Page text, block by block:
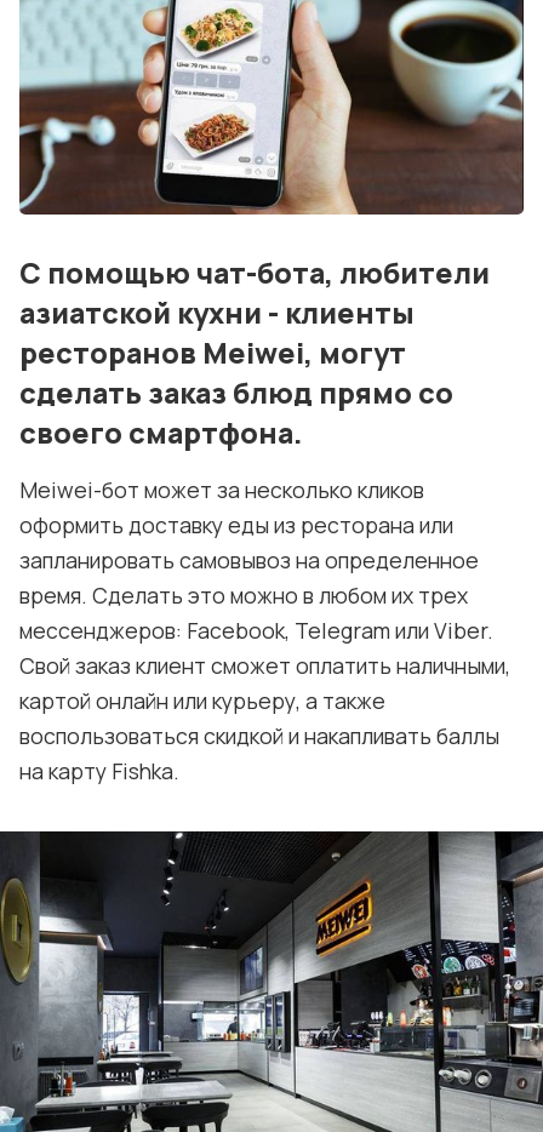
События
Контакты
Лучшие АЗС мира
Мнения
Подписка
Условия использования материалов
Политика конфиденциальности и cookie
С помощью чат-бота, любители
азиатской кухни - клиенты
ресторанов Meiwei, могут
сделать заказ блюд прямо со
своего смартфона.
Meiwei-бот может за несколько кликов
оформить доставку еды из ресторана или
запланировать самовывоз на определенное
время. Сделать это можно в любом их трех
мессенджеров: Facebook, Telegram или Viber.
Свой заказ клиент сможет оплатить наличными,
картой онлайн или курьеру, а также
воспользоваться скидкой и накапливать баллы
на карту Fishka.